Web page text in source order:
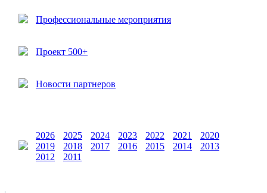
Профессиональные мероприятия
Проект 500+
Новости партнеров
2026 2025 2024 2023 2022 2021
2020
2019
2018 2017 2016 2015 2014
2013
2012
2011